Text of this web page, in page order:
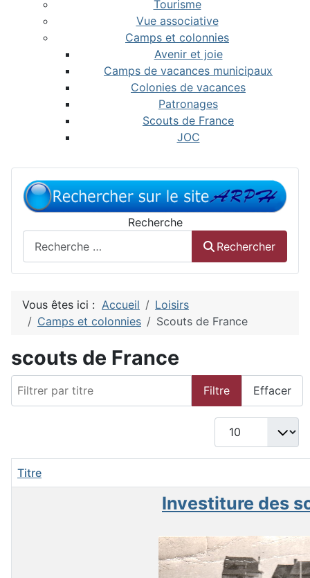
Tourisme
Vue associative
Camps et colonnies
Avenir et joie
Camps de vacances municipaux
Colonies de vacances
Patronages
Scouts de France
JOC
Recherche
Rechercher
Vous êtes ici : Accueil
Loisirs
Camps et colonnies
Scouts de France
scouts de France
Filtre Effacer
Afficher #
Titre
Investiture des